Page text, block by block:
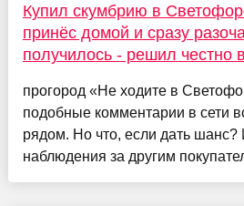
Купил скумбрию в
принёс домой и сразу
получилось - решил честно
прогород «Не ходите в
подобные комментарии в сети
рядом. Но что, если дать шанс?
наблюдения за другим